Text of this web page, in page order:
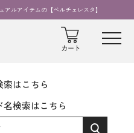
ルアイテムの【ベルチェレスタ】
はこちら
検索はこちら